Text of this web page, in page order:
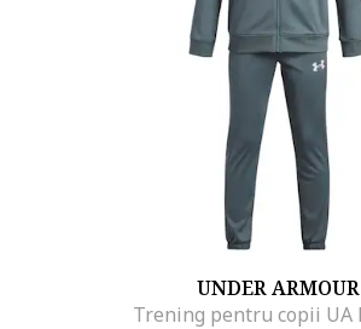
UNDER ARMOUR